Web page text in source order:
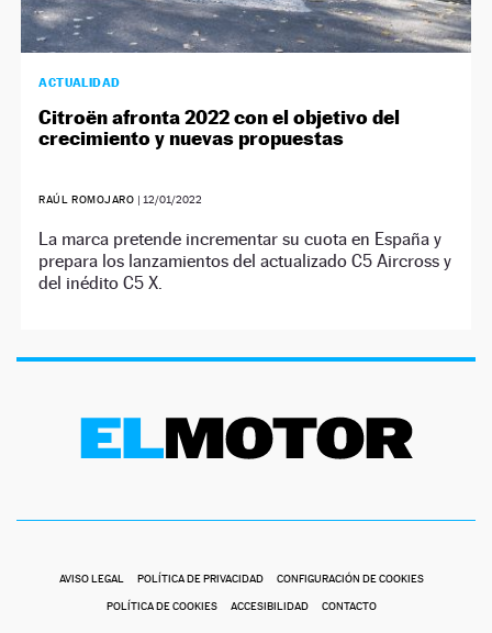
ACTUALIDAD
Citroën afronta 2022 con el objetivo del
crecimiento y nuevas propuestas
RAÚL ROMOJARO | 12/01/2022
La marca pretende incrementar su cuota en España y
prepara los lanzamientos del actualizado C5 Aircross y
del inédito C5 X.
AVISO LEGAL POLÍTICA DE PRIVACIDAD CONFIGURACIÓN DE COOKIES
POLÍTICA DE COOKIES ACCESIBILIDAD CONTACTO